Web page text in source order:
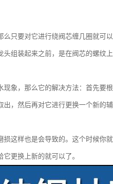
只要对它进行绕阀芯缠几圈就可
头组装起来之前，是在阀芯的螺
现象，那么它的解决方法：首先要
，然后再对它进行更换一个新的辅
这样也是会导致的。这个时候你
更换上新的就可以了。